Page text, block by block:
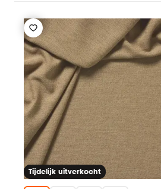
Tijdelijk uitverkocht